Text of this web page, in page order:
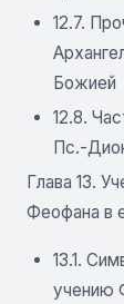
12.7.
Божией
12.8.
Пс.-
Глава 13.
Феофана в
13.1.
учению